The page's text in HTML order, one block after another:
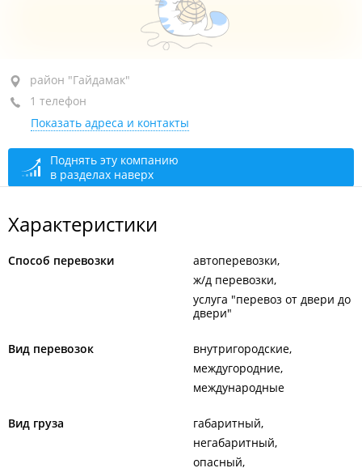
район "Гайдамак", ул. Карла Либкнехта, 14
4-й этаж, оф. 7/1
+7 963 836-14-94
закрыто, откроется в 09:00
район "Гайдамак"
1 телефон
Показать адреса и контакты
Поднять эту компанию
в разделах наверх
Характеристики
Способ перевозки
автоперевозки
ж/д перевозки
услуга "перевоз от двери до
двери"
Вид перевозок
внутригородские
междугородние
международные
Вид груза
габаритный
негабаритный
опасный